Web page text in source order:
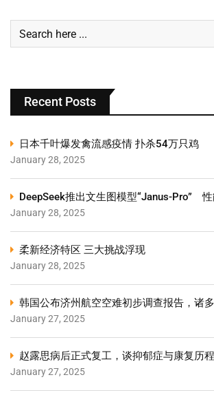
Recent Posts
日本千叶爆发禽流感疫情 扑杀54万只鸡
January 28, 2025
DeepSeek推出文生图模型“Janus-Pro” 性
January 28, 2025
柔新经济特区 三大挑战浮现
January 28, 2025
韩国公布济州航空空难初步调查报告，诸
January 27, 2025
赵露思病后正式复工，谈抑郁症与康复历程
January 27, 2025